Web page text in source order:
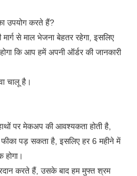
उपयोग करते हैं?
से माल भेजना बेहतर रहेगा, इसलिए
कि आप हमें अपनी ऑर्डर की जानकारी
चालू है।
पर मेकअप की आवश्यकता होती है,
पड़ सकता है, इसलिए हर 6 महीने में
करते हैं, उसके बाद हम मुफ्त श्रम